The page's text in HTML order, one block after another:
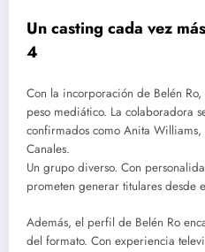
Un casting cada vez
4
Con la incorporación de Belén
peso mediático. La colaboradora
confirmados como Anita
Canales.
Un grupo diverso. Con
prometen generar titulares desde
Además, el perfil de Belén Ro
del formato. Con experiencia